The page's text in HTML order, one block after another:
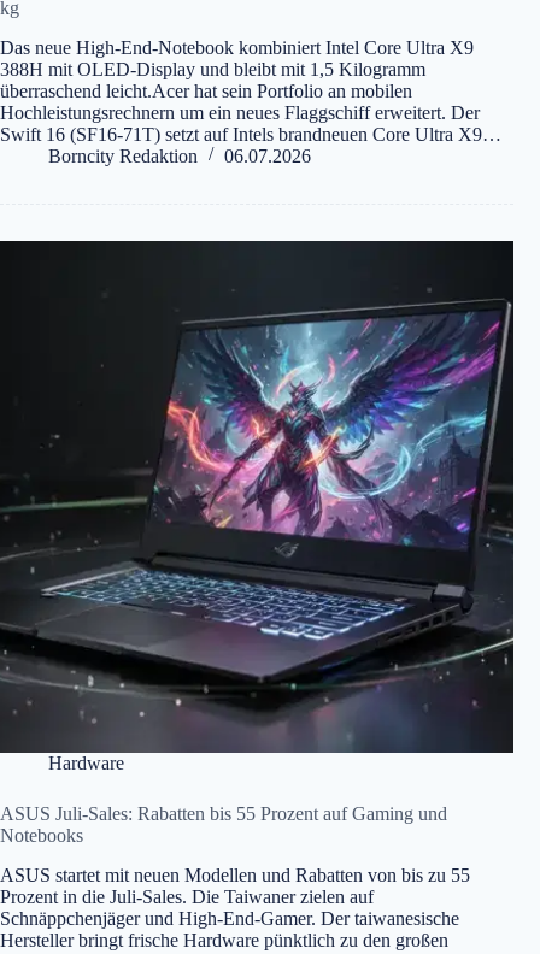
kg
Das neue High-End-Notebook kombiniert Intel Core Ultra X9
388H mit OLED-Display und bleibt mit 1,5 Kilogramm
überraschend leicht.Acer hat sein Portfolio an mobilen
Hochleistungsrechnern um ein neues Flaggschiff erweitert. Der
Swift 16 (SF16-71T) setzt auf Intels brandneuen Core Ultra X9…
Borncity Redaktion
06.07.2026
Hardware
ASUS Juli-Sales: Rabatten bis 55 Prozent auf Gaming und
Notebooks
ASUS startet mit neuen Modellen und Rabatten von bis zu 55
Prozent in die Juli-Sales. Die Taiwaner zielen auf
Schnäppchenjäger und High-End-Gamer. Der taiwanesische
Hersteller bringt frische Hardware pünktlich zu den großen